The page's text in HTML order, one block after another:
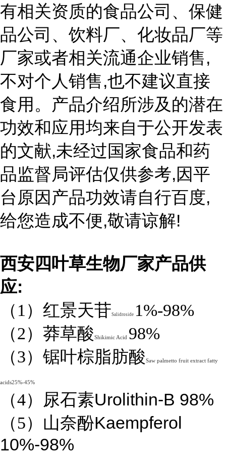
有相关资质的食品公司、保健
品公司、饮料厂、化妆品厂等
厂家或者相关流通企业销售,
不对个人销售,也不建议直接
食用。产品介绍所涉及的潜在
功效和应用均来自于公开发表
的文献,未经过国家食品和药
品监督局评估仅供参考,因平
台原因产品功效请自行百度,
给您造成不便,敬请谅解!
西安四叶草生物厂家产品供
应:
（1）红景天苷Salidroside 1%-98%
（2）莽草酸Shikimic Acid 98%
（3）锯叶棕脂肪酸Saw palmetto fruit extract fatty
acids25%-45%
（4） 尿石素Urolithin-B 98%
（5）山奈酚Kaempferol
10%-98%